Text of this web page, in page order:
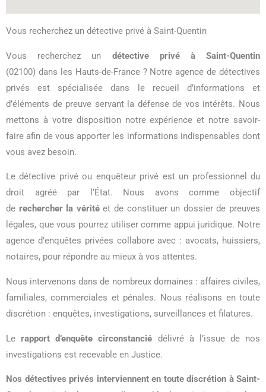
Vous recherchez un détective privé à Saint-Quentin
Vous recherchez un détective privé à Saint-Quentin
(02100) dans les Hauts-de-France ? Notre agence de détectives
privés est spécialisée dans le recueil d’informations et
d’éléments de preuve servant la défense de vos intérêts. Nous
mettons à votre disposition notre expérience et notre savoir-
faire afin de vous apporter les informations indispensables dont
vous avez besoin.
Le détective privé ou enquêteur privé est un professionnel du
droit agréé par l’État. Nous avons comme objectif
de rechercher la véritéet de constituer un dossier de preuves
légales, que vous pourrez utiliser comme appui juridique. Notre
agence d’enquêtes privées collabore avec : avocats, huissiers,
notaires, pour répondre au mieux à vos attentes.
Nous intervenons dans de nombreux domaines : affaires civiles,
familiales, commerciales et pénales. Nous réalisons en toute
discrétion : enquêtes, investigations, surveillances et filatures.
Le rapport d’enquête circonstancié délivré à l’issue de nos
investigations est recevable en Justice.
Nos détectives privés interviennent en toute discrétion à Saint-